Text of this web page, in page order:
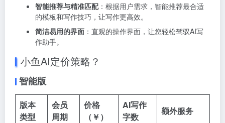
智能推荐与精准匹配：根据用户需求，智能推荐最合适
的模板和写作技巧，让写作更高效。
简洁易用的界面 ：直观的操作界面，让您轻松驾驭AI写
作助手。
小鱼AI定价策略？
智能版
版本
类型
会员
周期
价格
（￥）
AI写作
字数
额外服务